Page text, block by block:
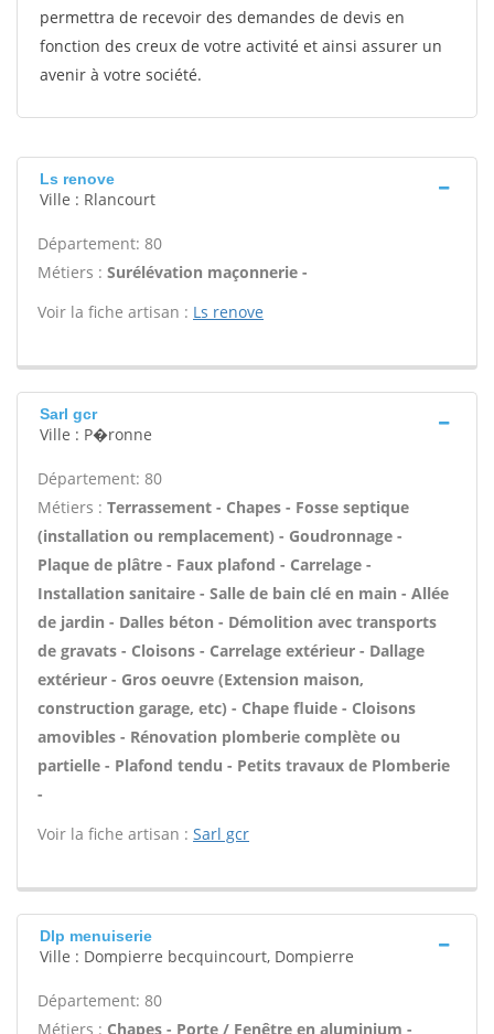
permettra de recevoir des demandes de devis en
fonction des creux de votre activité et ainsi assurer un
avenir à votre société.
Ls renove
Ville : Rlancourt
Département: 80
Métiers : Surélévation maçonnerie -
Voir la fiche artisan : Ls renove
Sarl gcr
Ville : P�ronne
Département: 80
Métiers : Terrassement - Chapes - Fosse septique
(installation ou remplacement) - Goudronnage -
Plaque de plâtre - Faux plafond - Carrelage -
Installation sanitaire - Salle de bain clé en main - Allée
de jardin - Dalles béton - Démolition avec transports
de gravats - Cloisons - Carrelage extérieur - Dallage
extérieur - Gros oeuvre (Extension maison,
construction garage, etc) - Chape fluide - Cloisons
amovibles - Rénovation plomberie complète ou
partielle - Plafond tendu - Petits travaux de Plomberie
-
Voir la fiche artisan : Sarl gcr
Dlp menuiserie
Ville : Dompierre becquincourt, Dompierre
Département: 80
Métiers : Chapes - Porte / Fenêtre en aluminium -